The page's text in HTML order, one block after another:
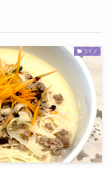
ライフ